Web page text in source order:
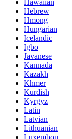
Hawaiian
Hebrew
Hmong
Hungarian
Icelandic
Igbo
Javanese
Kannada
Kazakh
Khmer
Kurdish
Kyrgyz
Latin
Latvian
Lithuanian